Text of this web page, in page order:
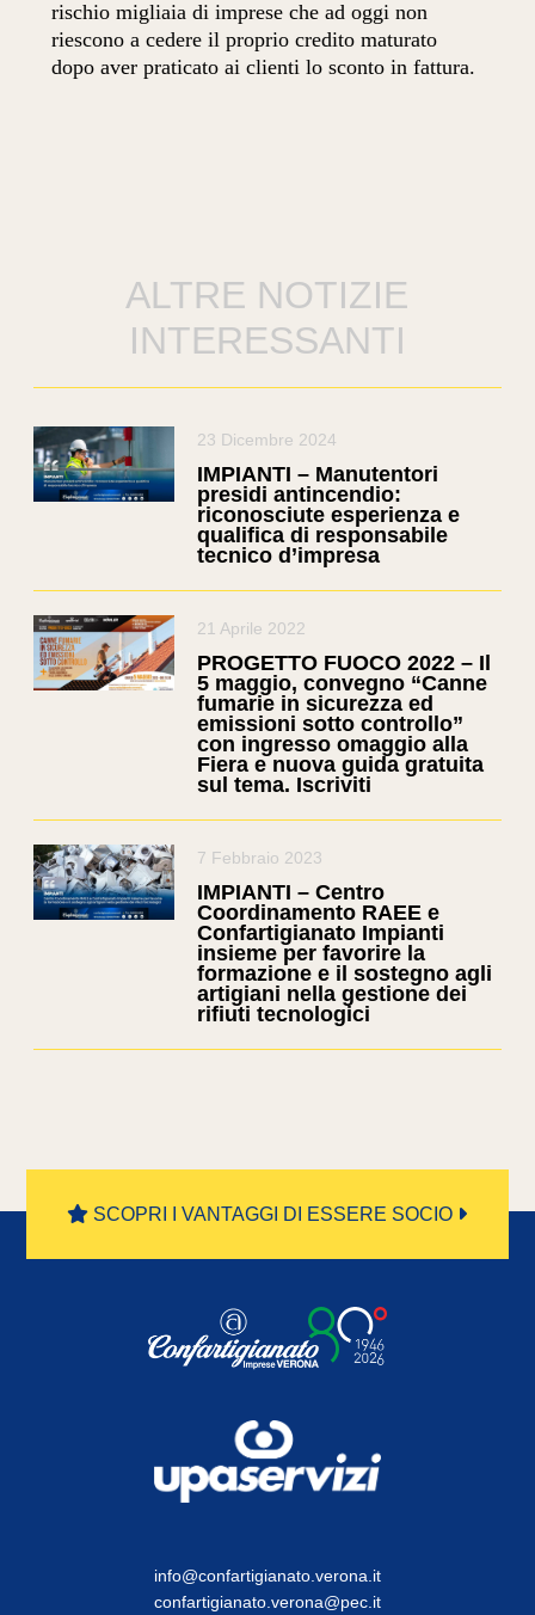
rischio migliaia di imprese che ad oggi non
riescono a cedere il proprio credito maturato
dopo aver praticato ai clienti lo sconto in fattura.
ALTRE NOTIZIE
INTERESSANTI
23 Dicembre 2024
IMPIANTI – Manutentori
presidi antincendio:
riconosciute esperienza e
qualifica di responsabile
tecnico d’impresa
21 Aprile 2022
PROGETTO FUOCO 2022 – Il
5 maggio, convegno “Canne
fumarie in sicurezza ed
emissioni sotto controllo”
con ingresso omaggio alla
Fiera e nuova guida gratuita
sul tema. Iscriviti
7 Febbraio 2023
IMPIANTI – Centro
Coordinamento RAEE e
Confartigianato Impianti
insieme per favorire la
formazione e il sostegno agli
artigiani nella gestione dei
rifiuti tecnologici
SCOPRI I VANTAGGI DI ESSERE SOCIO
info@confartigianato.verona.it
confartigianato.verona@pec.it